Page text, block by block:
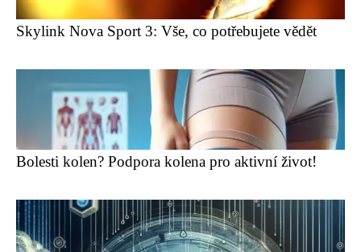
Skylink Nova Sport 3: Vše, co potřebujete vědět
Bolesti kolen? Podpora kolena pro aktivní život!